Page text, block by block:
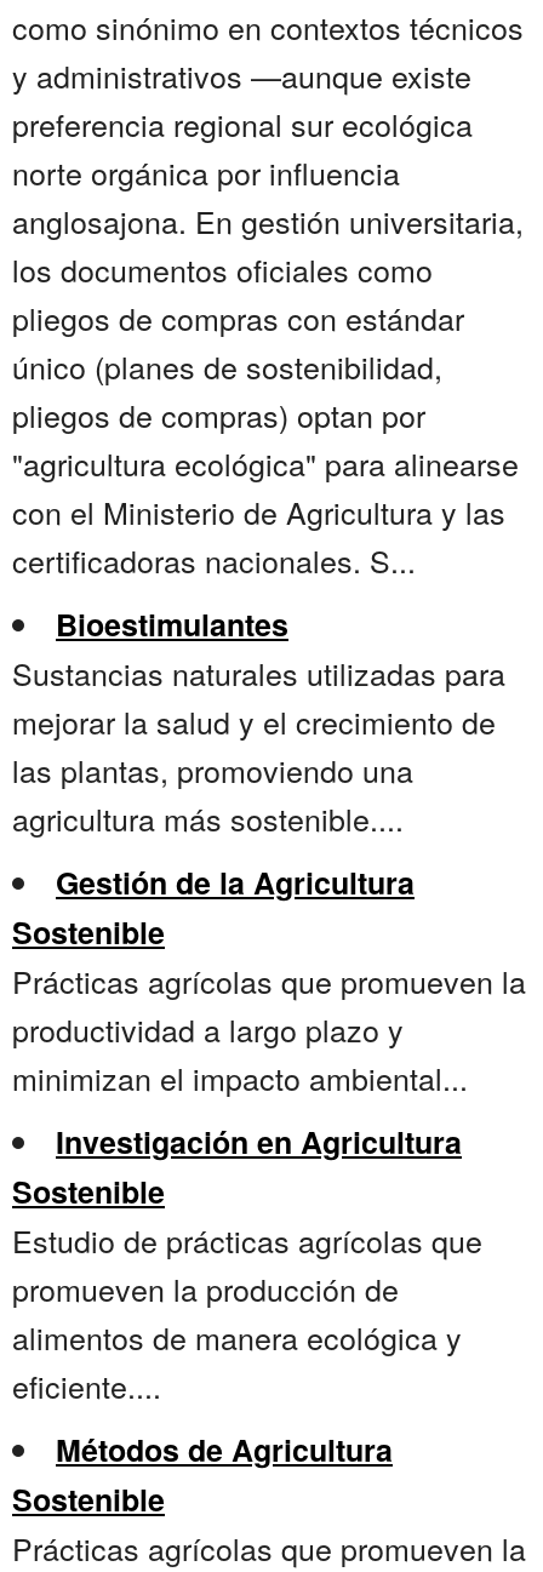
como sinónimo en contextos técnicos
y administrativos —aunque existe
preferencia regional sur ecológica
norte orgánica por influencia
anglosajona. En gestión universitaria,
los documentos oficiales como
pliegos de compras con estándar
único (planes de sostenibilidad,
pliegos de compras) optan por
"agricultura ecológica" para alinearse
con el Ministerio de Agricultura y las
certificadoras nacionales. S...
Bioestimulantes
Sustancias naturales utilizadas para
mejorar la salud y el crecimiento de
las plantas, promoviendo una
agricultura más sostenible....
Gestión de la Agricultura
Sostenible
Prácticas agrícolas que promueven la
productividad a largo plazo y
minimizan el impacto ambiental...
Investigación en Agricultura
Sostenible
Estudio de prácticas agrícolas que
promueven la producción de
alimentos de manera ecológica y
eficiente....
Métodos de Agricultura
Sostenible
Prácticas agrícolas que promueven la